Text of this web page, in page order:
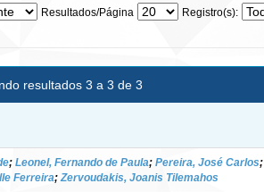
Resultados/Página Registro(s):
resultados 3 a 3 de 3
; Leonel, Fernando de Paula; Pereira, José Carlos;
Ferreira; Zervoudakis, Joanis Tilemahos